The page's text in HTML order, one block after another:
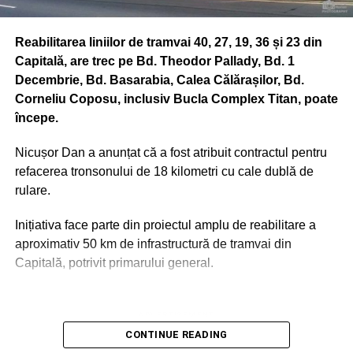
Reabilitarea liniilor de tramvai 40, 27, 19, 36 și 23 din
Capitală, are trec pe Bd. Theodor Pallady, Bd. 1
Decembrie, Bd. Basarabia, Calea Călărașilor, Bd.
Corneliu Coposu, inclusiv Bucla Complex Titan, poate
începe.
Nicușor Dan a anunțat că a fost atribuit contractul pentru
refacerea tronsonului de 18 kilometri cu cale dublă de
rulare.
Inițiativa face parte din proiectul amplu de reabilitare a
aproximativ 50 km de infrastructură de tramvai din
Capitală, potrivit primarului general.
Porr Construct este firma căreia i-a fost atribuit contractul
CONTINUE READING